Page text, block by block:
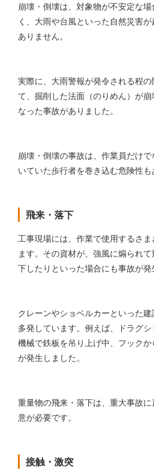
崩壊・倒壊は、対象物が不安定な
く、大雨や台風といった自然災害
ありません。
実際に、大雨警報が発令される程
て、掘削した法面（のりめん）が
なった事故がありました。
崩壊・倒壊の事故は、作業員だけ
いていた歩行者を巻き込む危険性も
飛来・落下
工事現場には、作業で使用するさ
ます。その資材が、強風に煽られ
下したりといった場合にも事故が発
クレーンやショベルカーといった
多発しています。例えば、ドラグ
機械で鉄板を吊り上げ中、フック
が発生しました。
重量物の飛来・落下は、重大事故
意が必要です。
接触・激突